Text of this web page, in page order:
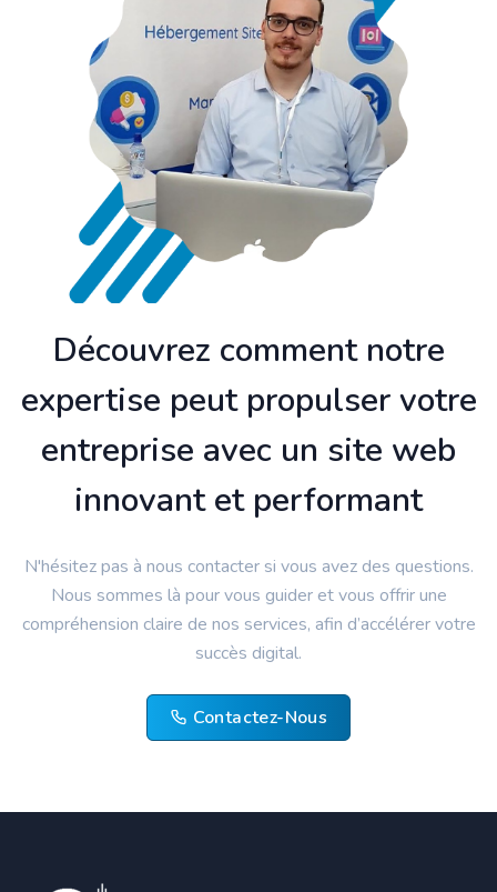
Découvrez comment notre
expertise peut propulser votre
entreprise avec un site web
innovant et performant
N'hésitez pas à nous contacter si vous avez des questions.
Nous sommes là pour vous guider et vous offrir une
compréhension claire de nos services, afin d’accélérer votre
succès digital.
Contactez-Nous